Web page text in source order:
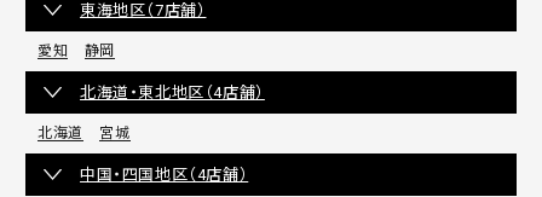
東海地区（7店舗）
愛知 静岡
北海道・東北地区（4店舗）
北海道 宮城
中国・四国地区（4店舗）